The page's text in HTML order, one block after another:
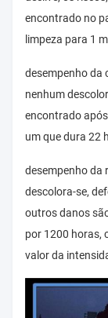
encontrado no
limpeza para 1
desempenho da
nenhum
encontrado
um que dura 22
desempenho da
descolora-se,
outros danos
por 1200 horas,
valor da